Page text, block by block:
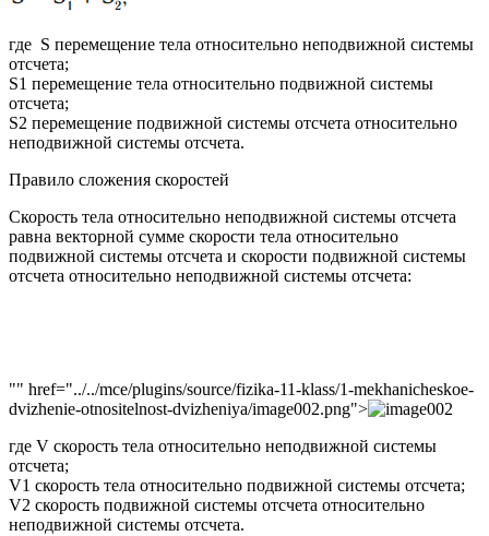
где S перемещение тела относительно неподвижной системы
отсчета;
S1 перемещение тела относительно подвижной системы
отсчета;
S2 перемещение подвижной системы отсчета относительно
неподвижной системы отсчета.
Правило сложения скоростей
Скорость тела относительно неподвижной системы отсчета
равна векторной сумме скорости тела относительно
подвижной системы отсчета и скорости подвижной системы
отсчета относительно неподвижной системы отсчета:
"" href="../../mce/plugins/source/fizika-11-klass/1-mekhanicheskoe-
dvizhenie-otnositelnost-dvizheniya/image002.png">
где V скорость тела относительно неподвижной системы
отсчета;
V1 скорость тела относительно подвижной системы отсчета;
V2 скорость подвижной системы отсчета относительно
неподвижной системы отсчета.